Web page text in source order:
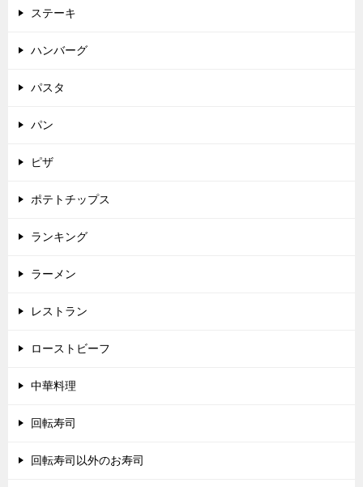
ステーキ
ハンバーグ
パスタ
パン
ピザ
ポテトチップス
ランキング
ラーメン
レストラン
ローストビーフ
中華料理
回転寿司
回転寿司以外のお寿司